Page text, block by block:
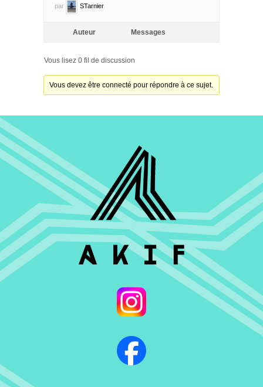
par
STarnier.
Auteur Messages
Vous lisez 0 fil de discussion
Vous devez être connecté pour répondre à ce sujet.